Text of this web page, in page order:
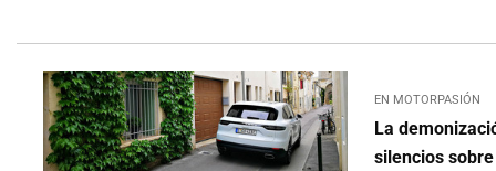
EN MOTORPASIÓN
La
silencios